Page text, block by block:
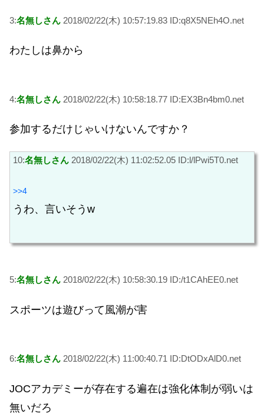
3:名無しさん 2018/02/22(木) 10:57:19.83 ID:q8X5NEh4O.net
わたしは鼻から
4:名無しさん 2018/02/22(木) 10:58:18.77 ID:EX3Bn4bm0.net
参加するだけじゃいけないんですか？
10:名無しさん 2018/02/22(木) 11:02:52.05 ID:l/lPwi5T0.net
>>4
うわ、言いそうw
5:名無しさん 2018/02/22(木) 10:58:30.19 ID:/t1CAhEE0.net
スポーツは遊びって風潮が害
6:名無しさん 2018/02/22(木) 11:00:40.71 ID:DtODxAlD0.net
JOCアカデミーが存在する遍在は強化体制が弱いは
無いだろ